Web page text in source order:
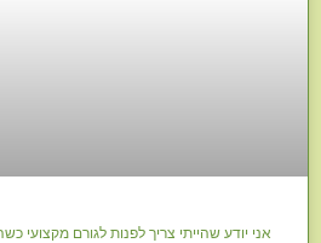
אני יודע שהייתי צריך לפנות לגורם מקצועי